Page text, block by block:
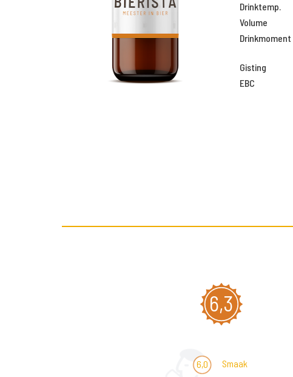
Drinktemp.
Volume
Drinkmoment
Gisting
EBC
6,3
6,0 Smaak